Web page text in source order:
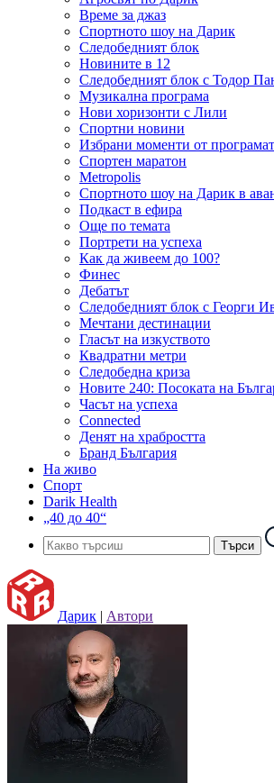
Време за джаз
Спортното шоу на Дарик
Следобедният блок
Новините в 12
Следобедният блок с Тодор
Музикална програма
Нови хоризонти с Лили
Спортни новини
Избрани моменти от
Спортен маратон
Metropolis
Спортното шоу на Дарик в
Подкаст в ефира
Още по темата
Портрети на успеха
Как да живеем до 100?
Финес
Дебатът
Следобедният блок с Георги
Мечтани дестинации
Гласът на изкуството
Квадратни метри
Следобедна криза
Новите 240: Посоката на
Часът на успеха
Connected
Денят на храбростта
Бранд България
На живо
Спорт
Darik Health
„40 до 40“
Дарик | Автори